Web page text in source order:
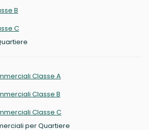
B
C
Classe A
Classe B
Classe C
per Quartiere